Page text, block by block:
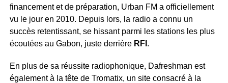
financement et de préparation, Urban FM a officiellement
vu le jour en 2010. Depuis lors, la radio a connu un
succès retentissant, se hissant parmi les stations les plus
écoutées au Gabon, juste derrière RFI .
En plus de sa réussite radiophonique, Dafreshman est
également à la tête de Tromatix, un site consacré à la